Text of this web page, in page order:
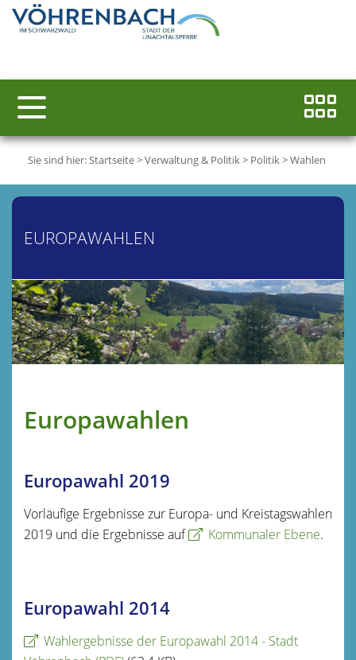
Sie sind hier:Startseite>Verwaltung & Politik> Politik>Wahlen
EUROPAWAHLEN
Europawahlen
Europawahl 2019
Vorläufige Ergebnisse zur Europa- und Kreistagswahlen
2019 und die Ergebnisse auf
Kommunaler Ebene.
Europawahl 2014
Wahlergebnisse der Europawahl 2014 - Stadt